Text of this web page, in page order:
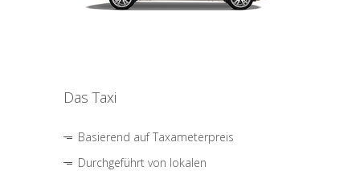
Das Taxi
Basierend auf Taxameterpreis
Durchgeführt von lokalen